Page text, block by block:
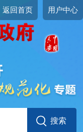
返回首页 用户中心